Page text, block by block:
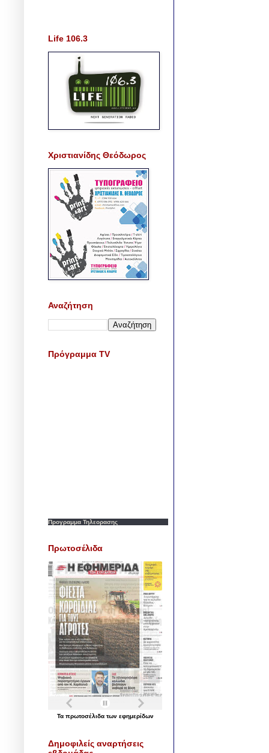
Life 106.3
Χριστιανίδης Θεόδωρος
Αναζήτηση
Πρόγραμμα TV
Προγραμμα Τηλεορασης
Πρωτοσέλιδα
Τα πρωτοσέλιδα των εφημερίδων
Δημοφιλείς αναρτήσεις